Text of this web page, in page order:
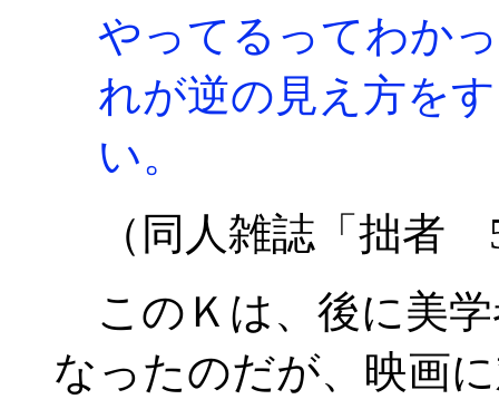
やってるってわか
れが逆の見え方を
い。
（同人雑誌「拙者
このＫは、後に美学
なったのだが、映画